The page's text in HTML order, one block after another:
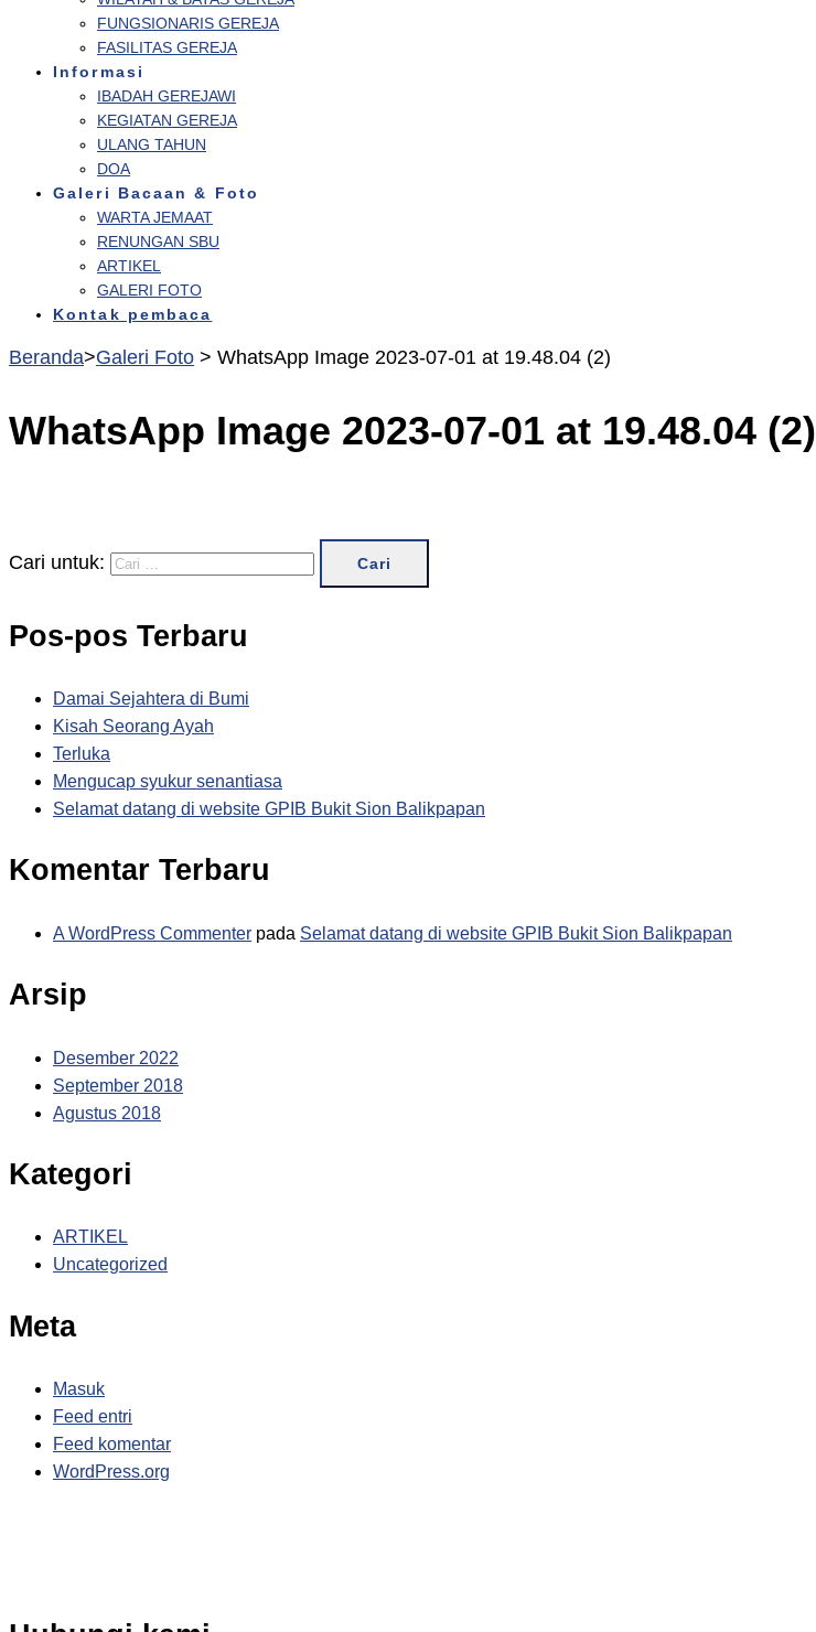
FUNGSIONARIS GEREJA
FASILITAS GEREJA
Informasi
IBADAH GEREJAWI
KEGIATAN GEREJA
ULANG TAHUN
DOA
Galeri Bacaan & Foto
WARTA JEMAAT
RENUNGAN SBU
ARTIKEL
GALERI FOTO
Kontak pembaca
Beranda>Galeri Foto > WhatsApp Image 2023-07-01 at 19.48.04 (2)
WhatsApp Image 2023-07-01 at 19.48.04 (2)
Cari untuk:
Pos-pos Terbaru
Damai Sejahtera di Bumi
Kisah Seorang Ayah
Terluka
Mengucap syukur senantiasa
Selamat datang di website GPIB Bukit Sion Balikpapan
Komentar Terbaru
A WordPress Commenter pada Selamat datang di website GPIB Bukit Sion Balikpapan
Arsip
Desember 2022
September 2018
Agustus 2018
Kategori
ARTIKEL
Uncategorized
Meta
Masuk
Feed entri
Feed komentar
WordPress.org